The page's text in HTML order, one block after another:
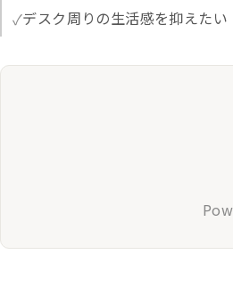
デスク周りの生活感を抑えたい